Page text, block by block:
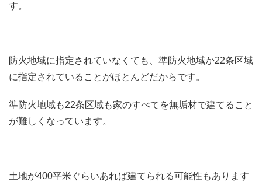
す。
防火地域に指定されていなくても、準防火地域か22条区域
に指定されていることがほとんどだからです。
準防火地域も22条区域も家のすべてを無垢材で建てること
が難しくなっています。
土地が400平米ぐらいあれば建てられる可能性もあります